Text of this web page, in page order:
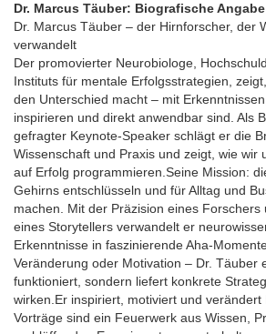
Dr. Marcus Täuber: Biografische Angabe
Dr. Marcus Täuber – der Hirnforscher, der
verwandelt
Der promovierter Neurobiologe,
Instituts für mentale Erfolgsstrategien,
den Unterschied macht – mit
inspirieren und direkt anwendbar sind. Als
gefragter Keynote-Speaker schlägt er die
Wissenschaft und Praxis und zeigt, wie wir
auf Erfolg programmieren.Seine Mission:
Gehirns entschlüsseln und für Alltag und
machen. Mit der Präzision eines
eines Storytellers verwandelt er
Erkenntnisse in faszinierende Aha-
Veränderung oder Motivation – Dr. Täuber
funktioniert, sondern liefert konkrete
wirken.Er inspiriert, motiviert und verändert
Vorträge sind ein Feuerwerk aus Wissen,